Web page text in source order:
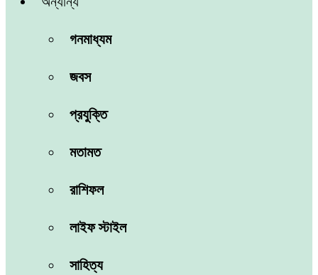
গনমাধ্যম
জবস
প্রযুক্তি
মতামত
রাশিফল
লাইফ স্টাইল
সাহিত্য